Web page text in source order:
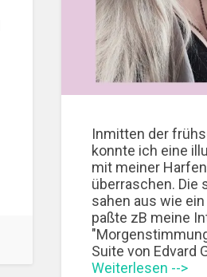
Inmitten der
konnte ich eine
mit meiner
überraschen. Die
sahen aus wie
paßte zB meine
Suite von Edvard
Weiterlesen -->